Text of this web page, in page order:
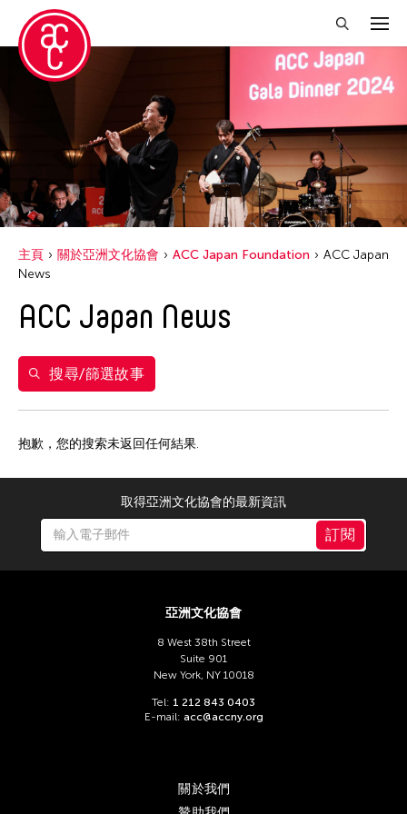
關閉篩選條件
ACC Japan
ACC Tokyo
Fumihiko Maki
Kimiyo Mishima
Shuji Takashia
主頁 關於亞洲文化協會 ACC Japan Foundation
ACC Japan
News
ACC Japan News
搜尋/篩選故事
抱歉，您的搜索未返回任何結果.
取得亞洲文化協會的最新資訊
訂閱
亞洲文化協會
8 West 38th Street
Suite 901
New York, NY 10018
Tel: 1 212 843 0403
E-mail: acc@accny.org
關於我們